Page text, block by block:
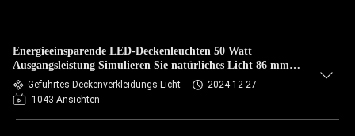
Energieeinsparende LED-Deckenleuchten 50 Watt
Ausgangsleistung Simulieren Sie natürliches Licht 86 mm
TiefeGeführtes Deckenverkleidungs-Licht
2024-12-27
1043 Ansichten